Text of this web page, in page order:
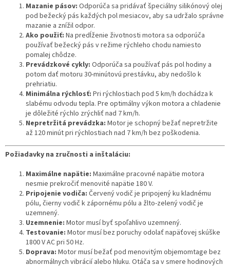
Mazanie pásov: Odporúča sa pridávať špeciálny silikónový olej
pod bežecký pás každých pol mesiacov, aby sa udržalo správne
mazanie a znížil odpor.
Ako použiť: Na predĺženie životnosti motora sa odporúča
používať bežecký pás v režime rýchleho chodu namiesto
pomalej chôdze.
Prevádzkové cykly: Odporúča sa používať pás pol hodiny a
potom dať motoru 30-minútovú prestávku, aby nedošlo k
prehriatiu.
Minimálna rýchlosť: Pri rýchlostiach pod 5 km/h dochádza k
slabému odvodu tepla. Pre optimálny výkon motora a chladenie
je dôležité rýchlo zrýchliť nad 7 km/h.
Nepretržitá prevádzka: Motor je schopný bežať nepretržite
až 120 minút pri rýchlostiach nad 7 km/h bez poškodenia.
Požiadavky na zručnosti a inštaláciu:
Maximálne napätie: Maximálne pracovné napätie motora
nesmie prekročiť menovité napätie 180 V.
Pripojenie vodiča: Červený vodič je pripojený ku kladnému
pólu, čierny vodič k zápornému pólu a žlto-zelený vodič je
uzemnený.
Uzemnenie: Motor musí byť spoľahlivo uzemnený.
Testovanie: Motor musí bez poruchy odolať napäťovej skúške
1800 V AC pri 50 Hz.
Doprava: Motor musí bežať pod menovitým objemomtage bez
abnormálnych vibrácií alebo hluku. Otáča sa v smere hodinových